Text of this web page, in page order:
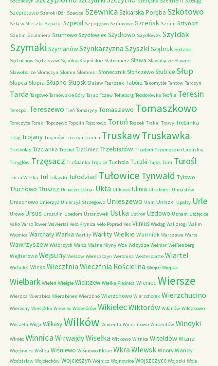
Szepietowo Szeroki Bór Szewce SzewnicaSzklarska Poręba Szkotowo
Szlasy Mieszki Szparki Szpetal Szpiegowo Szramowo Szreńsk Sztum Sztynort
Szubin Szulmierz Szumowo Szydłowiec Szydłowo Szydłówek Szyldak
Szymaki SzymanówSzynkarzyzna Szyszki Sząbruk Sędzice
Sędzichów Sędziszów Sępólno Krajeńskie Słabomierz Sława Sławatycze Sławno
Sławoborze Słomczyn Słomin Słomniki Słonecznik Słończewo Słubice Słup
Słupca Słupia Słupno Słupsk Służew Taarbaek Tabórz Takomyśle Tantow Tarczyn
Tarda Targowo Tarnowskie Góry Tarup Tczew Telleborg Teodorówka Teofile Teresin
Terespol Tereszewo Tleń Tomaryny Tomaszewo Tomaszkowo
Tomczyce Tomki Topczewo Topolin Toporowo Toruń Toszek Trakai Trawy Treblinka
Trląg Trojany Trojanów Troszyn Trudna TruskawTruskawka
Truskolas Trzcianka Trzciel Trzciniec Trzebiatów Trzebuń Trzemeszno Lubuskie
Trzygłów Trzęsacz Trzścianka Trębice Tuchola Tuczki Tujsk Tum Turośl
Turza Wielka Tuł Tuławki Tułodziad Tułowice Tynwałd Tyłowo
Tłuchowo Tłuszcz Uchacze Udryn Ukta Ulikowo Ulinia Ulrichorst Umiastów
Uniechowo Unierzyż Unierzyż Strzegowo Unieszewo Unin Uniszki Upałty Urle
Urowo Ursus Urszulin Usedom Ustanówek Ustka Ustroń Uzdowo Uznam Uścięcice
Vallo Varso Tower Veivieriai Velo Krynica Velo Poprad Ves Vilnius Wadąg Walidrogi Walim
Wapnica WarchałyWarka Warlity Warlity Wielkie Warmiak Warszawa Warta
Wawrzyszew Wałbrzych Wałcz Ważne Młyny Wda Wdzydze Weimar Weißenberg
Wejherowo Wejsuny Welzow Wereszczyn Weronika Westerplatte Wiartel
Wichulec Wicko Wieczfnia Wieczfnia Kościelna Wiejce Wiejsce
Wielbark Wieleń Wielgie Wieliszew Wielka Piaśnica Wieniec Wiersze
Wierzba Wierzbica Wierzbinek Wierzbno Wierzchowo Wierzchołek Wierzchucino
Wierzchy Wiesiółka Wiewiec Wiewiórów WikielecWiktorów Wilanów Wilczkowo
Wilczęta Wilga WilkasyWilków Wincenta Wincentowo Wincentów Windyki
Winiec Winnica WirwajdyWisełka Witkowo Witnica Witoldów Wizna
Więcławice Wiślica Wiśniewo Wiśniowo Ełckie Wkra Wlewsk Wnory Wandy
Wodzisław Wojciechów Wojcieszyn Wojnicz Wojnowice Wojszczyce Wojszki Wola